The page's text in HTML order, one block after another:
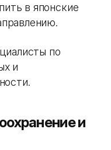
в японские
по
и
и